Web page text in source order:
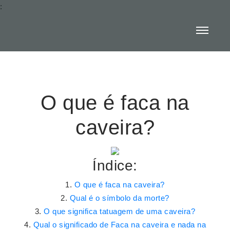
:
O que é faca na
caveira?
Índice:
O que é faca na caveira?
Qual é o símbolo da morte?
O que significa tatuagem de uma caveira?
Qual o significado de Faca na caveira e nada na